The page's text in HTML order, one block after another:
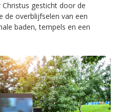
gesticht door de
de overblijfselen van een
baden, tempels en een